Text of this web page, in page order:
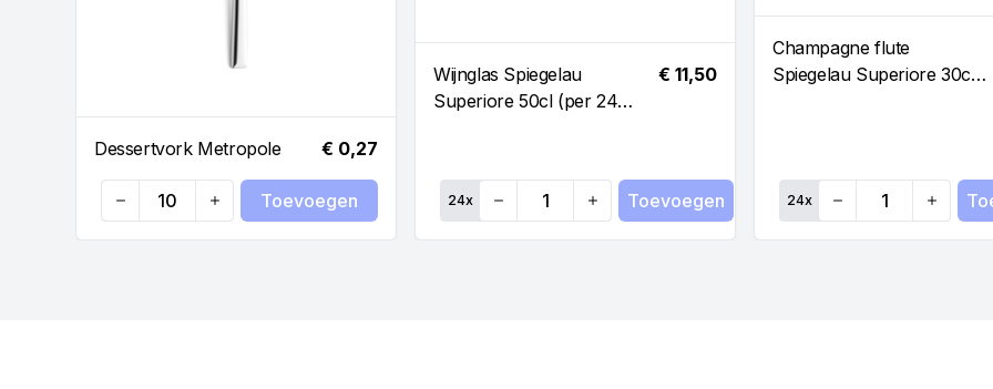
Dessertvork Metropole € 0,27
Quantity
Toevoegen
Wijnglas Spiegelau
Superiore 50cl (per 24
€ 11,50
24x
Quantity
Toevoegen
Champagne flute
Spiegelau Superiore 30cl
24x
Quantity